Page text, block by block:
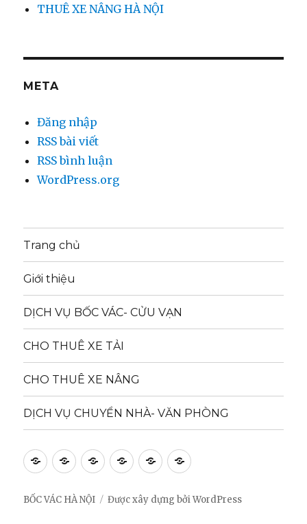
THUÊ XE NÂNG HÀ NỘI
META
Đăng nhập
RSS bài viết
RSS bình luận
WordPress.org
Trang chủ
Giới thiệu
DỊCH VỤ BỐC VÁC- CỬU VẠN
CHO THUÊ XE TẢI
CHO THUÊ XE NÂNG
DỊCH VỤ CHUYỂN NHÀ- VĂN PHÒNG
TrangGiới DỊCH
BỐC
CHO
XE
CHO
XE
DỊCH
CHUYỂN
BỐC VÁC HÀ NỘI Được xây dựng bởi WordPress